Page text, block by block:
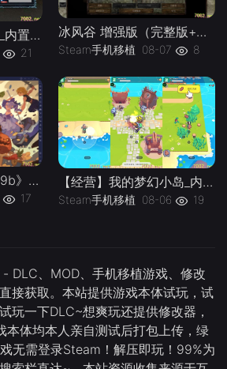
「【割草】堕落誓约_内置作弊菜单」-手机移植版下载-.均亲测可玩
21
冰风谷 增强版（完整版+菜单版）Steam移植 特别好评的龙与地下城规则奇幻角色扮演游戏！
Steam手机移植 08-07 8
背包乱斗单机版v1.0.9b》[完整版]Steam移植
17
【经营】我的梦幻小岛_内置作弊菜单」-手机移植版下载-.均亲测可玩
Steam手机移植 08-06 19
DLC、MOD、手机移植游戏、修改
接获取。本站提供游戏本体试玩，试
玩一下DLC~想爽玩还提供修改器，
本体均本人亲自测试后打包上传，绿
无需登录Steam！解压即玩！99%为